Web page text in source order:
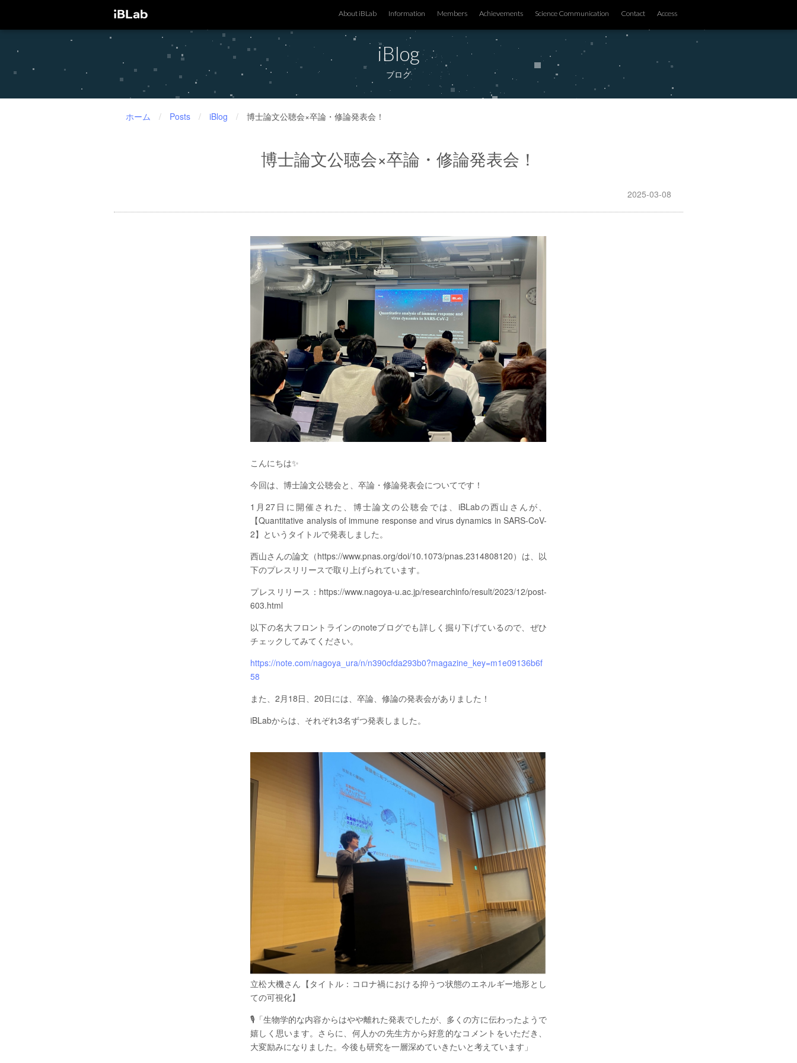
About iBLab Information Members Achievements Science Communication Contact Access
iBlog
ブログ
ホーム / Posts / iBlog / 博士論文公聴会×卒論・修論発表会！
博士論文公聴会×卒論・修論発表会！
2025-03-08
こんにちは✨
今回は、博士論文公聴会と、卒論・修論発表会についてです！
1月27日に開催された、博士論文の公聴会では、iBLabの西山さんが、
【Quantitative analysis of immune response and virus dynamics in SARS-CoV-
2】というタイトルで発表しました。
西山さんの論文（https://www.pnas.org/doi/10.1073/pnas.2314808120）は、以
下のプレスリリースで取り上げられています。
プレスリリース：https://www.nagoya-u.ac.jp/researchinfo/result/2023/12/post-
603.html
以下の名大フロントラインのnoteブログでも詳しく掘り下げているので、ぜひ
チェックしてみてください。
https://note.com/nagoya_ura/n/n390cfda293b0?magazine_key=m1e09136b6f
58
また、2月18日、20日には、卒論、修論の発表会がありました！
iBLabからは、それぞれ3名ずつ発表しました。
立松大機さん【タイトル：コロナ禍における抑うつ状態のエネルギー地形とし
ての可視化】
🎙️「生物学的な内容からはやや離れた発表でしたが、多くの方に伝わったようで
嬉しく思います。さらに、何人かの先生方から好意的なコメントをいただき、
大変励みになりました。今後も研究を一層深めていきたいと考えています」